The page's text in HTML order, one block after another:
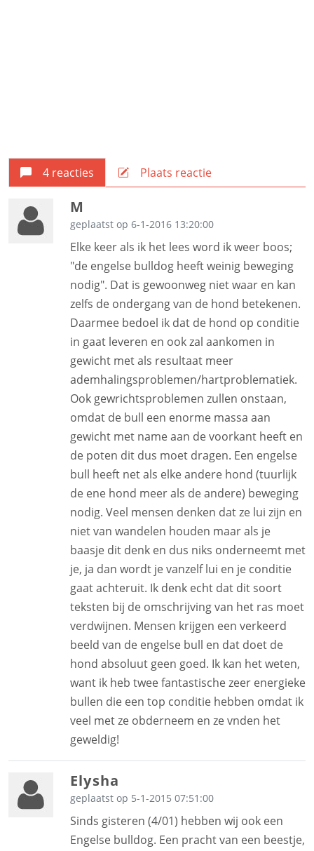
4 reacties Plaats reactie
M
geplaatst op 6-1-2016 13:20:00
Elke keer als ik het lees word ik weer boos;
"de engelse bulldog heeft weinig beweging
nodig". Dat is gewoonweg niet waar en kan
zelfs de ondergang van de hond betekenen.
Daarmee bedoel ik dat de hond op conditie
in gaat leveren en ook zal aankomen in
gewicht met als resultaat meer
ademhalingsproblemen/hartproblematiek.
Ook gewrichtsproblemen zullen onstaan,
omdat de bull een enorme massa aan
gewicht met name aan de voorkant heeft en
de poten dit dus moet dragen. Een engelse
bull heeft net als elke andere hond (tuurlijk
de ene hond meer als de andere) beweging
nodig. Veel mensen denken dat ze lui zijn en
niet van wandelen houden maar als je
baasje dit denk en dus niks onderneemt met
je, ja dan wordt je vanzelf lui en je conditie
gaat achteruit. Ik denk echt dat dit soort
teksten bij de omschrijving van het ras moet
verdwijnen. Mensen krijgen een verkeerd
beeld van de engelse bull en dat doet de
hond absoluut geen goed. Ik kan het weten,
want ik heb twee fantastische zeer energieke
bullen die een top conditie hebben omdat ik
veel met ze obderneem en ze vnden het
geweldig!
Elysha
geplaatst op 5-1-2015 07:51:00
Sinds gisteren (4/01) hebben wij ook een
Engelse bulldog. Een pracht van een beestje,